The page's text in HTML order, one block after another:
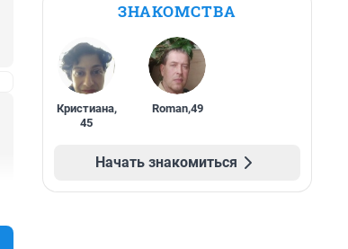
ЗНАКОМСТВА
Кристиана,
45
Roman,49
Начать знакомиться